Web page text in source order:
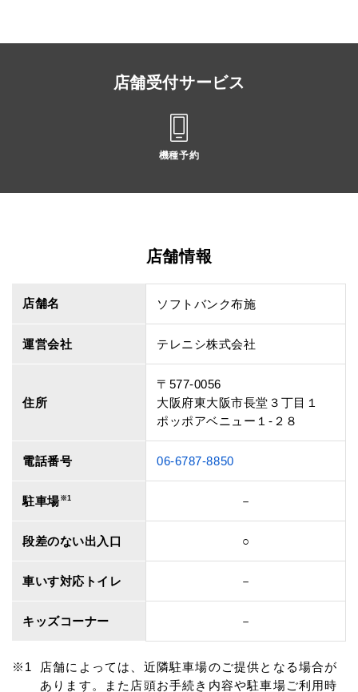
店舗受付サービス
機種予約
店舗情報
店舗名 ソフトバンク布施
運営会社 テレニシ株式会社
住所
〒577-0056
大阪府東大阪市長堂３丁目１
ポッポアベニュー１‐２８
電話番号 06-6787-8850
駐車場※1 －
段差のない出入口 ○
車いす対応トイレ －
キッズコーナー －
店舗によっては、近隣駐車場のご提供となる場合が
あります。また店頭お手続き内容や駐車場ご利用時